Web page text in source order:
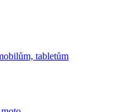
tabletům